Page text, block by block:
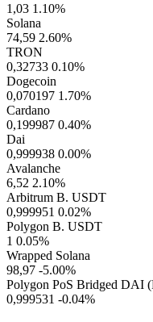
1,03 1.10%
Solana
74,59 2.60%
TRON
0,32733 0.10%
Dogecoin
0,070197 1.70%
Cardano
0,199987 0.40%
Dai
0,999938 0.00%
Avalanche
6,52 2.10%
Arbitrum B. USDT
0,999951 0.02%
Polygon B. USDT
1 0.05%
Wrapped Solana
98,97 -5.00%
Polygon PoS Bridged DAI
0,999531 -0.04%